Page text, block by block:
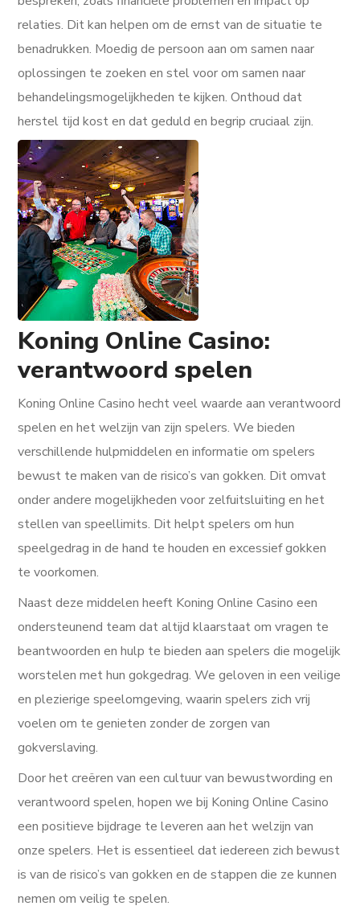
relaties. Dit kan helpen om de ernst van de situatie te
benadrukken. Moedig de persoon aan om samen naar
oplossingen te zoeken en stel voor om samen naar
behandelingsmogelijkheden te kijken. Onthoud dat
herstel tijd kost en dat geduld en begrip cruciaal zijn.
Koning Online Casino:
verantwoord spelen
Koning Online Casino hecht veel waarde aan verantwoord
spelen en het welzijn van zijn spelers. We bieden
verschillende hulpmiddelen en informatie om spelers
bewust te maken van de risico’s van gokken. Dit omvat
onder andere mogelijkheden voor zelfuitsluiting en het
stellen van speellimits. Dit helpt spelers om hun
speelgedrag in de hand te houden en excessief gokken
te voorkomen.
Naast deze middelen heeft Koning Online Casino een
ondersteunend team dat altijd klaarstaat om vragen te
beantwoorden en hulp te bieden aan spelers die mogelijk
worstelen met hun gokgedrag. We geloven in een veilige
en plezierige speelomgeving, waarin spelers zich vrij
voelen om te genieten zonder de zorgen van
gokverslaving.
Door het creëren van een cultuur van bewustwording en
verantwoord spelen, hopen we bij Koning Online Casino
een positieve bijdrage te leveren aan het welzijn van
onze spelers. Het is essentieel dat iedereen zich bewust
is van de risico’s van gokken en de stappen die ze kunnen
nemen om veilig te spelen.